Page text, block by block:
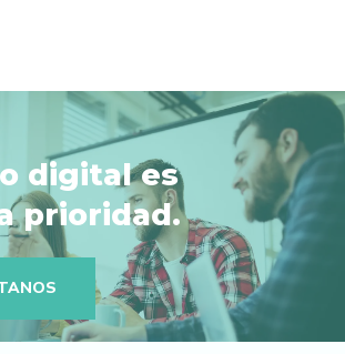
digital es
prioridad.